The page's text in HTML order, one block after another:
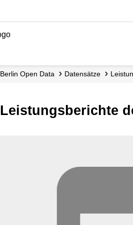
Berlin Open Data Datensätze
Leistungsberichte